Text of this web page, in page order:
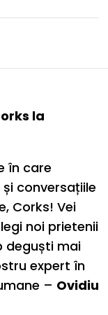
la
în care
conversațiile
Corks! Vei
noi prietenii
deguști mai
expert în
– Ovidiu